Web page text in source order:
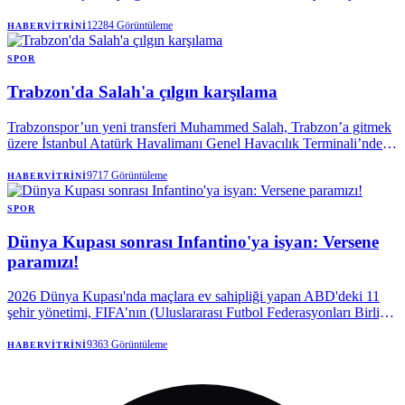
HABERVITRINI12284 Görüntüleme
SPOR
Trabzon'da Salah'a çılgın karşılama
Trabzonspor’un yeni transferi Muhammed Salah, Trabzon’a gitmek
üzere İstanbul Atatürk Havalimanı Genel Havacılık Terminali’nden
HABERVITRINI9717 Görüntüleme
SPOR
Dünya Kupası sonrası Infantino'ya isyan: Versene
paramızı!
2026 Dünya Kupası'nda maçlara ev sahipliği yapan ABD'deki 11
şehir yönetimi, FIFA’nın (Uluslararası Futbol Federasyonları Birliği)
HABERVITRINI9363 Görüntüleme